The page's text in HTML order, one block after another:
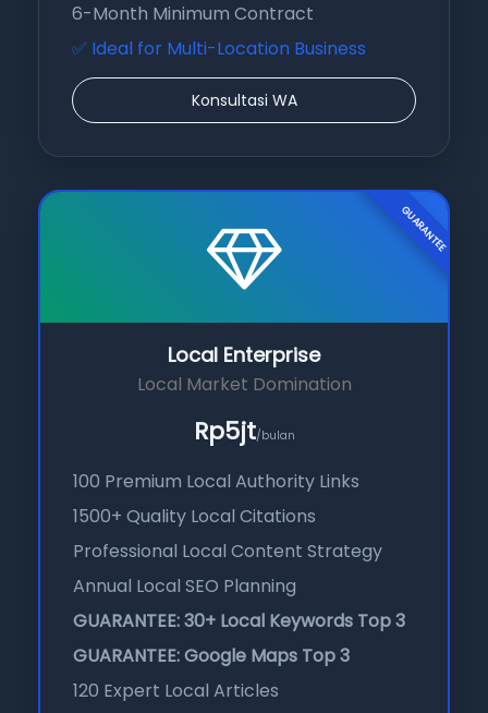
6-Month Minimum Contract
✅ Ideal for Multi-Location Business
Konsultasi WA
GUARANTEE
Local Enterprise
Local Market Domination
Rp5jt/bulan
100 Premium Local Authority Links
1500+ Quality Local Citations
Professional Local Content Strategy
Annual Local SEO Planning
GUARANTEE: 30+ Local Keywords Top 3
GUARANTEE: Google Maps Top 3
120 Expert Local Articles